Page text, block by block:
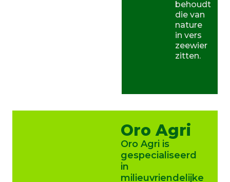
behoudt
die van
nature
in vers
zeewier
zitten.
Oro Agri
Oro Agri is
gespecialiseerd
in
milieuvriendelijke